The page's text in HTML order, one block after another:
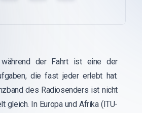
während der Fahrt ist eine der
die fast jeder erlebt hat.
des Radiosenders ist nicht
gleich. In Europa und Afrika (ITU-